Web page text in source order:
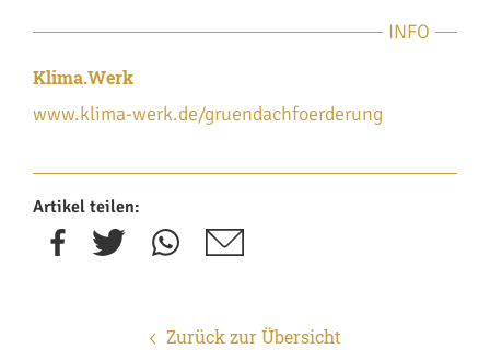
INFO
Klima.Werk
www.klima-werk.de/gruendachfoerderung
Artikel teilen:
Zurück zur Übersicht